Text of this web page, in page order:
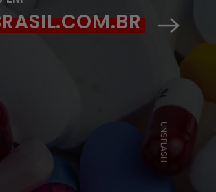
UNSPLASH